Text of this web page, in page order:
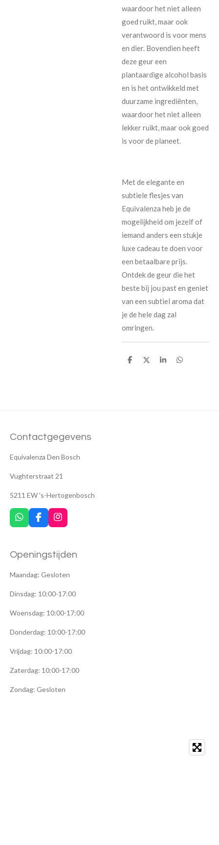
waardoor het niet alleen
goed ruikt, maar ook
verantwoord is voor mens
en dier. Bovendien heeft
deze geur een
plantaardige alcohol basis
en is het ontwikkeld met
duurzame ingrediënten,
waardoor het niet alleen
lekker ruikt, maar ook goed
is voor de planeet.
Met de elegante en
subtiele flesjes van
Equivalenza heb je de
mogelijkheid om jezelf of
iemand anders een stukje
luxe cadeau te doen voor
een betaalbare prijs.
Ontdek de geur die het
beste bij jou past en geniet
van een subtiel aroma dat
je de hele dag zal
omringen.
D
D
S
D
Contactgegevens
Equivalenza Den Bosch
Vughterstraat 21
5211 EW 's-Hertogenbosch
W
h
s
p
F
a
b
o
I
n
a
r
m
Openingstijden
Maandag: Gesloten
Dinsdag: 10:00-17:00
Woensdag: 10:00-17:00
Donderdag: 10:00-17:00
Vrijdag: 10:00-17:00
Zaterdag: 10:00-17:00
Zondag: Gesloten